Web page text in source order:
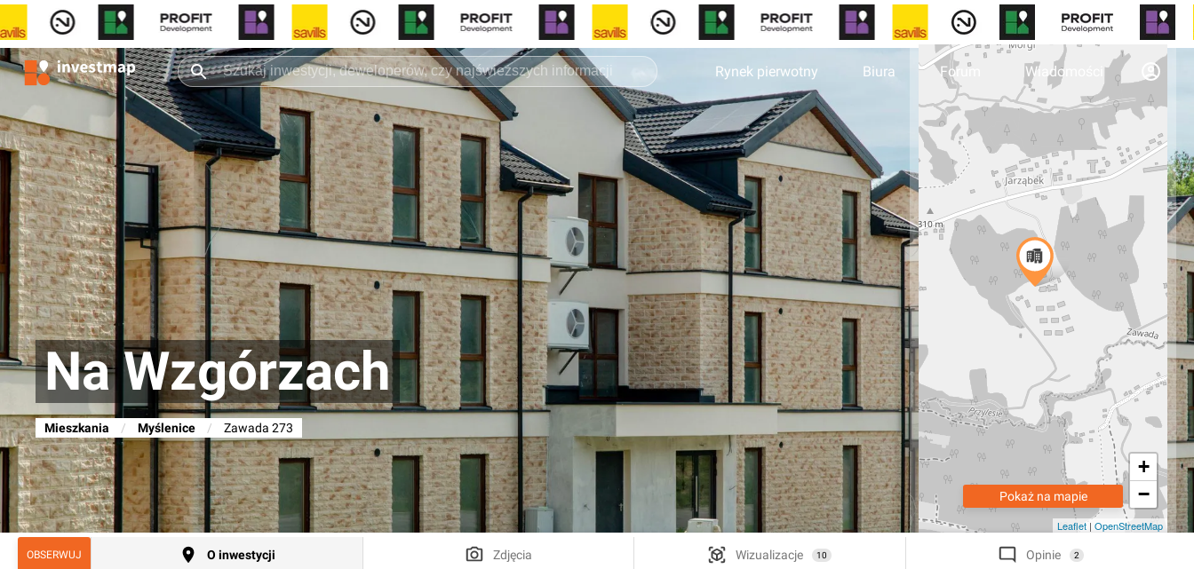
Rynek pierwotny Biura Forum Wiadomości
Na Wzgórzach
Mieszkania / Myślenice / Zawada 273
+
−
Leaflet | OpenStreetMap
Pokaż na mapie
OBSERWUJ O inwestycji Zdjęcia Wizualizacje 10 Opinie 2